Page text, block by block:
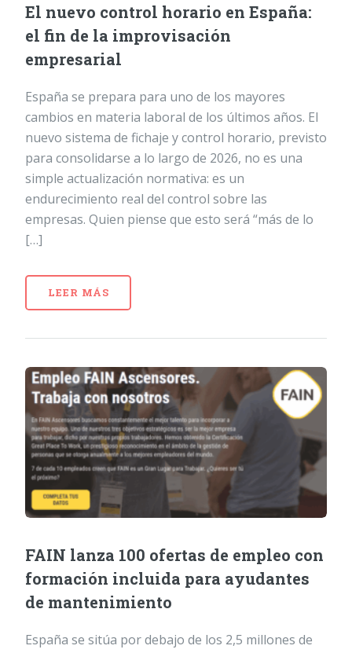
El nuevo control horario en España:
el fin de la improvisación
empresarial
España se prepara para uno de los mayores
cambios en materia laboral de los últimos años. El
nuevo sistema de fichaje y control horario, previsto
para consolidarse a lo largo de 2026, no es una
simple actualización normativa: es un
endurecimiento real del control sobre las
empresas. Quien piense que esto será “más de lo
[…]
LEER MÁS
FAIN lanza 100 ofertas de empleo con
formación incluida para ayudantes
de mantenimiento
España se sitúa por debajo de los 2,5 millones de